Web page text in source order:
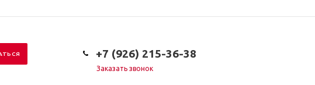
+7 (926) 215-36-38
Заказать звонок